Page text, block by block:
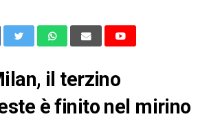
il terzino
è finito nel mirino